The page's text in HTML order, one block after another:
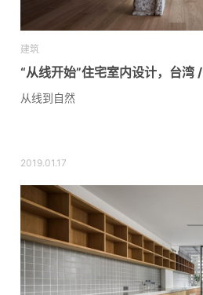
建筑
“从线开始”住宅室内设计，台湾
从线到自然
2019.01.17